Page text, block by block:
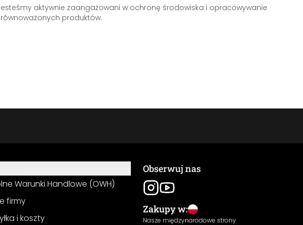
aktywnie zaangażowani w ochronę środowiska i opracowywanie
produktów.
Warunki Handlowe (OWH)
firmy
i koszty
Obserwuj nas
Zakupy w:
Nasze międzynarodowe strony